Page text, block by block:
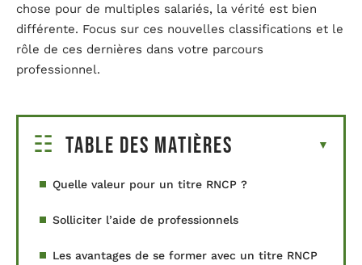
chose pour de multiples salariés, la vérité est bien
différente. Focus sur ces nouvelles classifications et le
rôle de ces dernières dans votre parcours
professionnel.
Table des matières
Quelle valeur pour un titre RNCP ?
Solliciter l’aide de professionnels
Les avantages de se former avec un titre RNCP